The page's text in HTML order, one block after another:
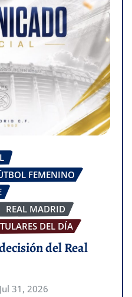
FEMENINO
REAL MADRID
DEL DÍA
del Real
Jul 31, 2026